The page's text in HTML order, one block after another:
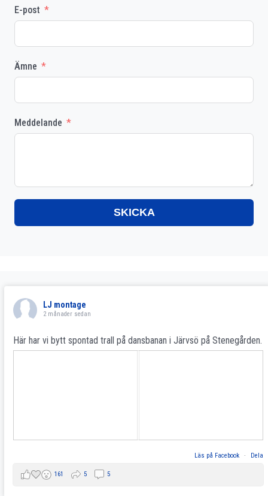
E-post
Ämne
Meddelande
SKICKA
LJ montage
2 månader sedan
Här har vi bytt spontad trall på dansbanan i Järvsö på Stenegården.
Läs på Facebook · Dela
161 5 5